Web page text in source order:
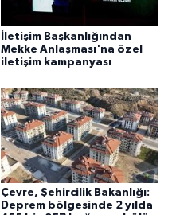
İletişim Başkanlığından
Mekke Anlaşması'na özel
iletişim kampanyası
Çevre, Şehircilik Bakanlığı:
Deprem bölgesinde 2 yılda